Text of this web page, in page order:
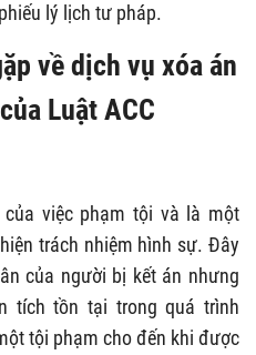
lý lịch tư pháp.
về dịch vụ xóa án
Luật ACC
việc phạm tội và là một
trách nhiệm hình sự. Đây
của người bị kết án nhưng
tích tồn tại trong quá trình
tội phạm cho đến khi được